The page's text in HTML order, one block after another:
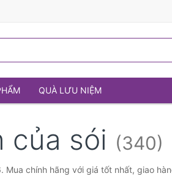
QUÀ LƯU NIỆM
của sói (340)
chính hãng với giá tốt nhất, giao